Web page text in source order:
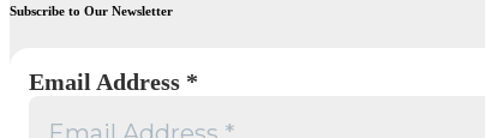
Subscribe to Our Newsletter
Email Address *